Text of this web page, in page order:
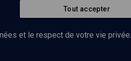
Tout accepter
et le respect de votre vie